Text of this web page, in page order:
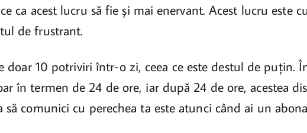
ca acest lucru să fie și mai enervant. Acest lucru este
de frustrant.
10 potriviri într-o zi, ceea ce este destul de puțin.
în termen de 24 de ore, iar după 24 de ore, acestea
comunici cu perechea ta este atunci când ai un